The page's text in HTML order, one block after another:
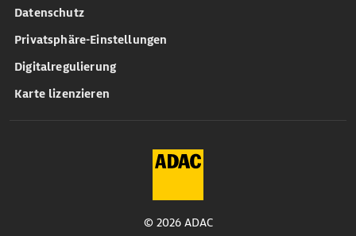
Datenschutz
Privatsphäre-Einstellungen
Digitalregulierung
Karte lizenzieren
© 2026 ADAC